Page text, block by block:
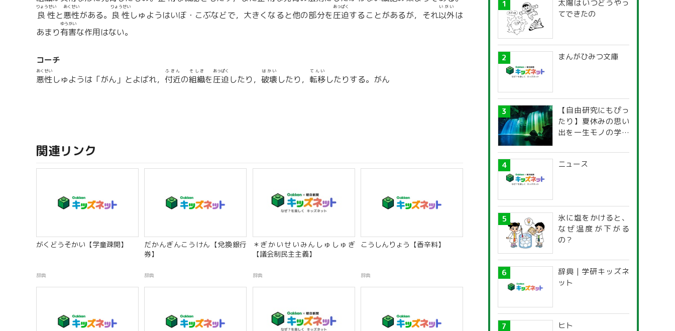
良性
りょうせい
と悪性
あくせい
がある。 良性
りょうせい
しゅようはいぼ・こぶなどで，大きくなると他の部分を圧迫
あっぱく
することがあるが，それ以外
いがい
は
あまり有害
ゆうがい
な作用はない。
コーチ
悪性
あくせい
しゅようは「がん」とよばれ， 付近
ふきん
の組織
そしき
を圧迫
あっぱく
したり， 破壊
はかい
したり， 転移
てんい
したりする。がん
関連リンク
がくどうそかい【学童疎開】
辞典
だかんぎんこうけん【兌換銀行
券】
辞典
＊ぎかいせいみんしゅしゅぎ
【議会制民主主義】
辞典
こうしんりょう【香辛料】
辞典
太陽はいつどうやっ
てできたの
まんがひみつ文庫
【自由研究にもぴっ
たり】夏休みの思い
出を一生モノの学び
探究ガイド
ニュース
氷に塩をかけると、
なぜ温度が下がる
の？
辞典 | 学研キッズネ
ット
ヒト